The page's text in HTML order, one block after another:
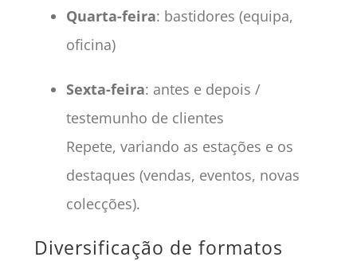
Quarta-feira: bastidores (equipa,
oficina)
Sexta-feira: antes e depois /
testemunho de clientes
Repete, variando as estações e os
destaques (vendas, eventos, novas
colecções).
Diversificação de formatos